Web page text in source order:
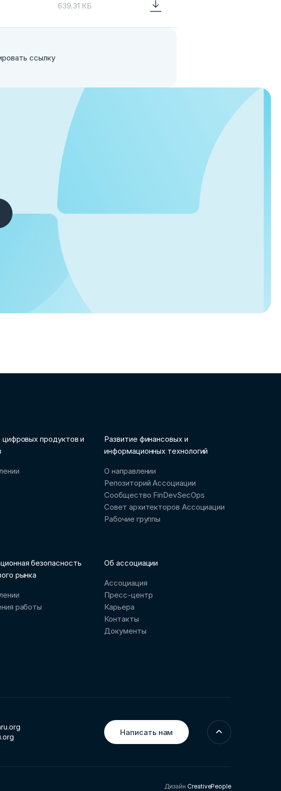
639.31 КБ
ссылку
цифровых продуктов и
Развитие финансовых и
информационных технологий
О направлении
Репозиторий Ассоциации
Сообщество FinDevSecOps
Совет архитекторов Ассоциации
Рабочие группы
безопасность
рынка
работы
Об ассоциации
Ассоциация
Пресс-центр
Карьера
Контакты
Документы
Написать нам
ДизайнCreativePeople